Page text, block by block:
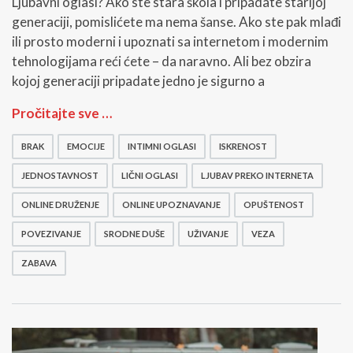
generaciji, pomislićete ma nema šanse. Ako ste pak mlađi
ili prosto moderni i upoznati sa internetom i modernim
tehnologijama reći ćete – da naravno. Ali bez obzira
kojoj generaciji pripadate jedno je sigurno a
L
b
v
i
g
l
s
Pročitajte sve …
BRAK EMOCIJE INTIMNI OGLASI ISKRENOST
JEDNOSTAVNOST LIČNI OGLASI LJUBAV PREKO INTERNETA
ONLINE DRUŽENJE ONLINE UPOZNAVANJE OPUŠTENOST
POVEZIVANJE SRODNE DUŠE UŽIVANJE VEZA
ZABAVA